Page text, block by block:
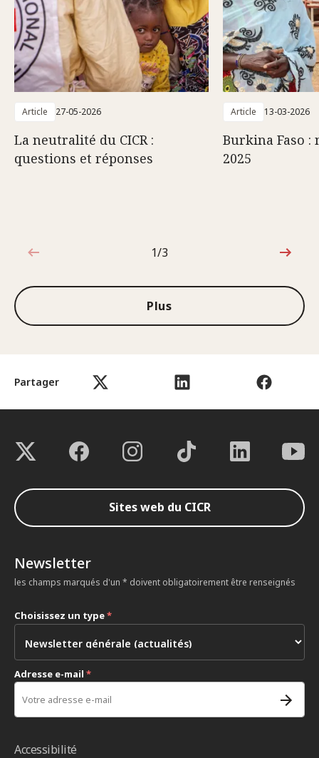
Partager
Article 27-05-2026
La neutralité du CICR :
questions et réponses
Article 13-03-2026
Burkina Faso :
2025
1sur3
1/3
Plus
Sites web du CICR
Newsletter
les champs marqués d'un * doivent obligatoirement être renseignés
Choisissez un type*
Adresse e-mail *
Accessibilité